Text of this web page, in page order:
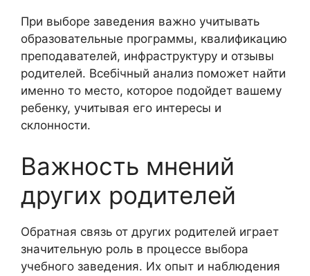
При выборе заведения важно учитывать
образовательные программы, квалификацию
преподавателей, инфраструктуру и отзывы
родителей. Всебічный анализ поможет найти
именно то место, которое подойдет вашему
ребенку, учитывая его интересы и
склонности.
Важность мнений
других родителей
Обратная связь от других родителей играет
значительную роль в процессе выбора
учебного заведения. Их опыт и наблюдения